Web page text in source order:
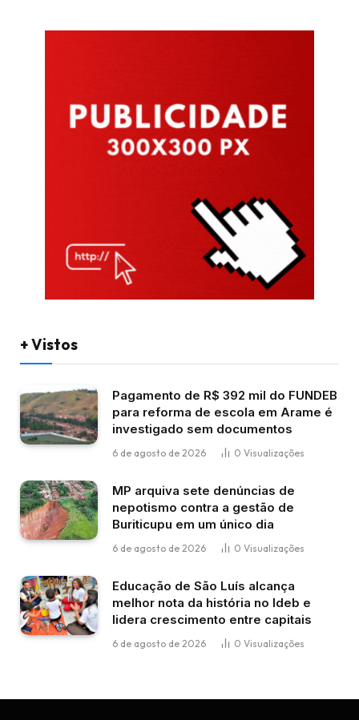
+ Vistos
Pagamento de R$ 392 mil do FUNDEB
para reforma de escola em Arame é
investigado sem documentos
6 de agosto de 2026 0 Visualizações
MP arquiva sete denúncias de
nepotismo contra a gestão de
Buriticupu em um único dia
6 de agosto de 2026 0 Visualizações
Educação de São Luís alcança
melhor nota da história no Ideb e
lidera crescimento entre capitais
6 de agosto de 2026 0 Visualizações